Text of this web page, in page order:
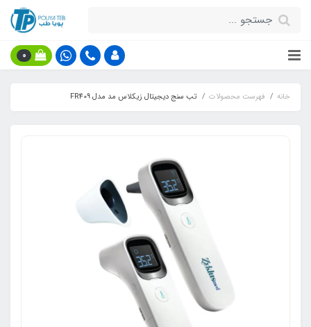
0
خانه فهرست محصولات تب سنج دیجیتال زیکلاس مد مدل FR409